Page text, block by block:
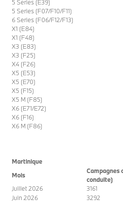
5 Series (E39)
5 Series (F07/F10/F11)
6 Series (F06/F12/F13)
X1 (E84)
X1 (F48)
X3 (E83)
X3 (F25)
X4 (F26)
X5 (E53)
X5 (E70)
X5 (F15)
X5 M (F85)
X6 (E71/E72)
X6 (F16)
X6 M (F86)
Martinique
Mois
Campagnes
conduite)
Juillet 2026
3161
Juin 2026
3292